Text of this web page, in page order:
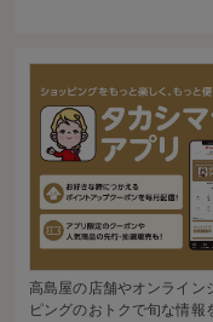
高島屋の店舗やオンライン
ピングのおトクで旬な情報